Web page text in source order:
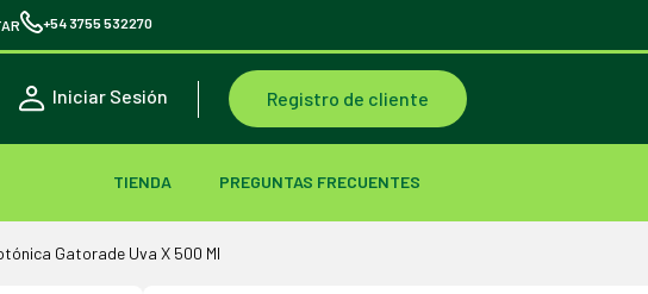
+54 3755 532270
Iniciar Sesión Registro de cliente
TIENDA PREGUNTAS FRECUENTES
Gatorade Uva X 500 Ml